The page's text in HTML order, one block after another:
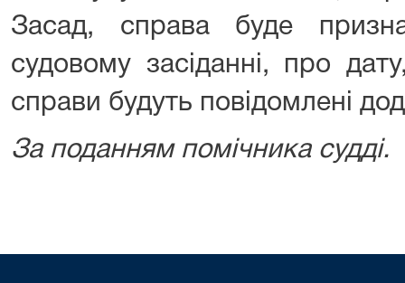
Засад, справа буде
судовому засіданні, про
справи будуть повідомлені
За поданням помічника судді.